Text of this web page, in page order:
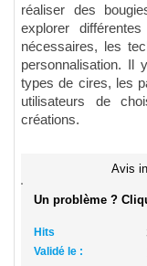
réaliser des
explorer
nécessaires, les
personnalisation. Il
types de cires, les
utilisateurs de
créations.
Avis
Un problème ?
Hits
Validé le :